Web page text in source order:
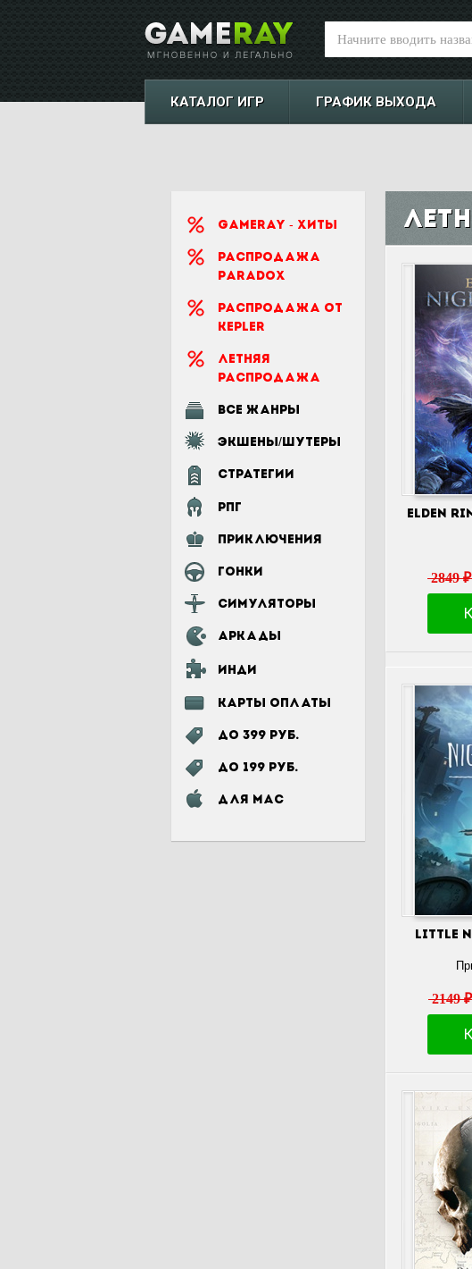
КАТАЛОГ ИГР ГРАФИК ВЫХОДА
Gameray - Хиты
Распродажа
Paradox
Распродажа от
Kepler
Летняя
распродажа
Все жанры
Экшены/шутеры
Стратегии
РПГ
Приключения
Гонки
Симуляторы
Аркады
Инди
Карты оплаты
До 399 руб.
До 199 руб.
для MAC
ELDEN
2849
Little
2149